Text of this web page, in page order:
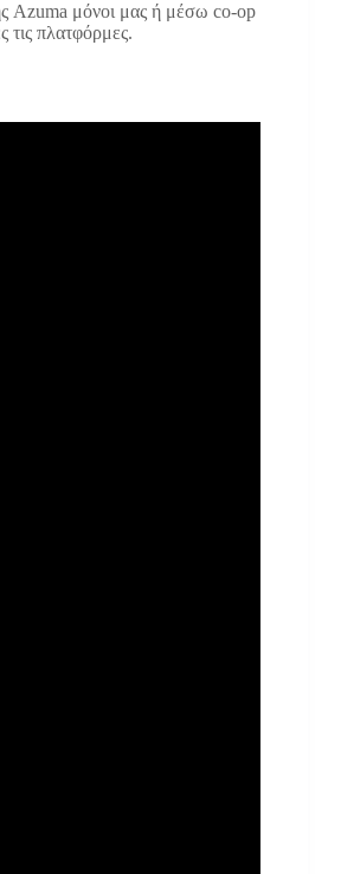
Azuma μόνοι μας ή μέσω co-op
τις πλατφόρμες.